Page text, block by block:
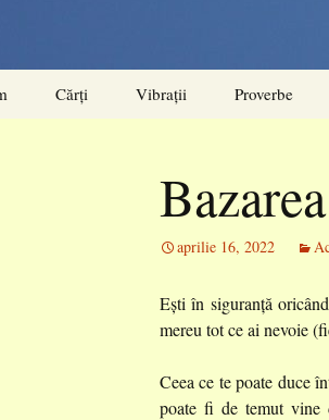
Cărți Vibrații
Acorduri
Pulsiuni
Proverbe
Bazarea
aprilie 16, 2022
Ești în siguranță
mereu tot ce ai nevoie
Ceea ce te poate duce
poate fi de temut vine